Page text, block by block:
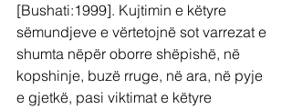
[Bushati:1999]. Kujtimin e këtyre
sëmundjeve e vërtetojnë sot varrezat e
shumta nëpër oborre shëpishë, në
kopshinje, buzë rruge, në ara, në pyje
e gjetkë, pasi viktimat e këtyre